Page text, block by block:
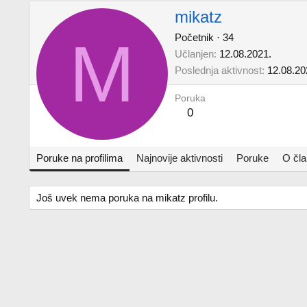
M
mikatz
Početnik · 34
Učlanjen 12.08.2021.
Poslednja aktivnost
Poruka
0
Poruke na profilima Najnovije aktivnosti Poruke O
Još uvek nema poruka na mikatz profilu.